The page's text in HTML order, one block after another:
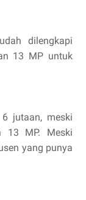
dilengkapi
13 MP untuk
jutaan, meski
13 MP. Meski
yang punya